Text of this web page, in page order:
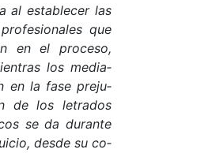
al es­ta­ble­cer las
que
en el pro­ce­so,
los me­dia­
en la fa­se pre­ju­
de los le­tra­dos
se da du­ran­te
des­de su co­